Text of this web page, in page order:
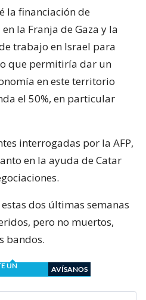
la financiación de
la Franja de Gaza y la
trabajo en Israel para
que permitiría dar un
en este territorio
el 50%, en particular
interrogadas por la AFP,
en la ayuda de Catar
dos últimas semanas
pero no muertos,
bandos.
UN
AVÍSANOS